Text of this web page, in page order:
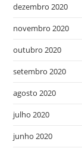
dezembro 2020
novembro 2020
outubro 2020
setembro 2020
agosto 2020
julho 2020
junho 2020